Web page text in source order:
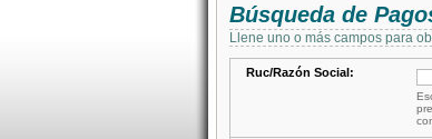
Búsqueda de
Llene uno o más campos para
Ruc/Razón Social: